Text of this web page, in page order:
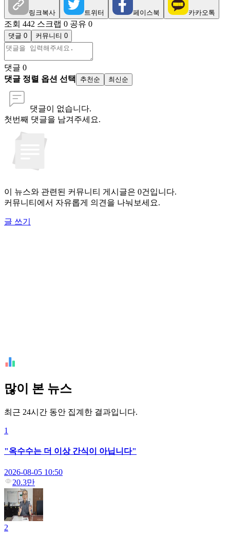
링크복사 트위터 페이스북 카카오톡
조회 442 스크랩 0 공유 0
댓글 0 커뮤니티 0
댓글 0
댓글 정렬 옵션 선택
추천순 최신순
댓글이 없습니다.
첫번째 댓글을 남겨주세요.
이 뉴스와 관련된 커뮤니티 게시글은 0건입니다.
커뮤니티에서 자유롭게 의견을 나눠보세요.
글 쓰기
많이 본 뉴스
최근 24시간 동안 집계한 결과입니다.
1
"옥수수는 더 이상 간식이 아닙니다"
2026-08-05 10:50
20.3만
2